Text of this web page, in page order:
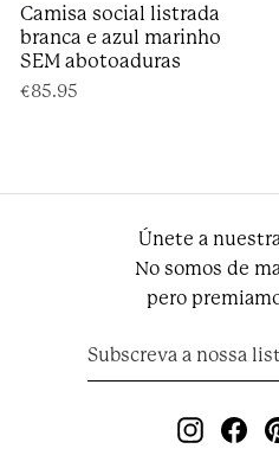
Camisa social listrada
branca e azul marinho
SEM abotoaduras
€85.95
Únete a
No somos de
pero